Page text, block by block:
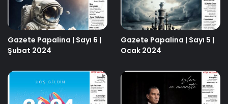
Gazete Papalina | Sayı 6 |
Şubat 2024
Gazete Papalina | Sayı 5 |
Ocak 2024